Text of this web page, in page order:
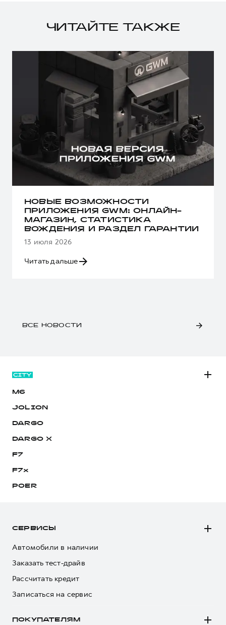
ЧИТАЙТЕ ТАКЖЕ
НОВЫЕ ВОЗМОЖНОСТИ
ПРИЛОЖЕНИЯ GWM: ОНЛАЙН-
МАГАЗИН, СТАТИСТИКА
ВОЖДЕНИЯ И РАЗДЕЛ ГАРАНТИИ
13 июля 2026
Читать дальше
ВСЕ НОВОСТИ
M6
JOLION
DARGO
DARGO Х
F7
F7x
POER
СЕРВИСЫ
Автомобили в наличии
Заказать тест-драйв
Рассчитать кредит
Записаться на сервис
ПОКУПАТЕЛЯМ